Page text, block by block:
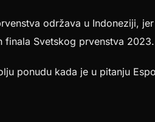
održava u Indoneziji,
Svetskog prvenstva 2023.
ponudu kada je u pitanju